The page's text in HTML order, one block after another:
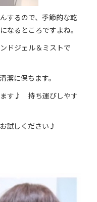
するので、季節的な乾
なるところですよね。
ドジェル＆ミストで
潔に保ちます。
ます♪ 持ち運びしやす
試しください♪